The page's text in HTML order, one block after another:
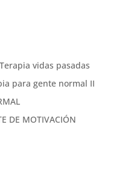
vidas pasadas
para gente normal II
DE MOTIVACIÓN